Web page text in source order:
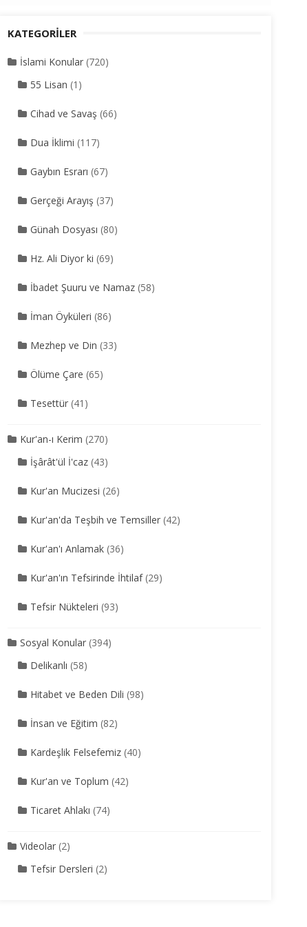
KATEGORILER
İslami Konular(720)
55 Lisan (1)
Cihad ve Savaş (66)
Dua İklimi (117)
Gaybın Esrarı (67)
Gerçeği Arayış (37)
Günah Dosyası (80)
Hz. Ali Diyor ki (69)
İbadet Şuuru ve Namaz(58)
İman Öyküleri (86)
Mezhep ve Din (33)
Ölüme Çare (65)
Tesettür(41)
Kur'an-ı Kerim (270)
İşârât'ül İ'caz(43)
Kur'an Mucizesi (26)
Kur'an'da Teşbih ve Temsiller(42)
Kur'an'ı Anlamak(36)
Kur'an'ın Tefsirinde İhtilaf(29)
Tefsir Nükteleri (93)
Sosyal Konular(394)
Delikanlı (58)
Hitabet ve Beden Dili (98)
İnsan ve Eğitim (82)
Kardeşlik Felsefemiz(40)
Kur'an ve Toplum (42)
Ticaret Ahlakı (74)
Videolar(2)
Tefsir Dersleri (2)